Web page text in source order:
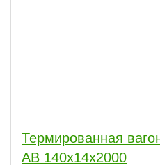
Термированная
АВ 140х14х2000